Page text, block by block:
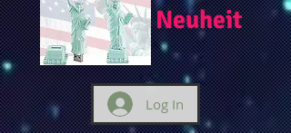
Neuheit
Log In